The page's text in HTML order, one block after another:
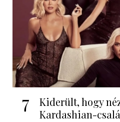
7
Kiderült, hogy
Kardashian-